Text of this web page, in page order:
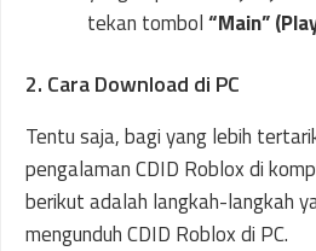
tekan tombol“Main”
2. Cara Download di PC
Tentu saja, bagi yang lebih
pengalaman CDID Roblox di
berikut adalah langkah-langkah
mengunduh CDID Roblox di PC.